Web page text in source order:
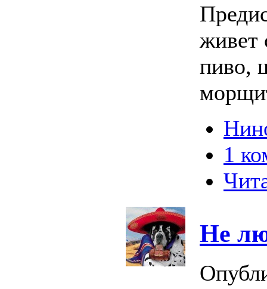
живет
пиво,
1
Не